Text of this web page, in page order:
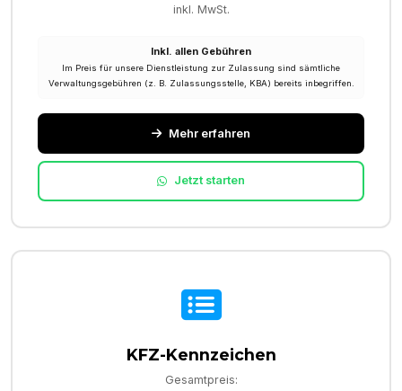
inkl. MwSt.
Inkl. allen Gebühren
Im Preis für unsere Dienstleistung zur Zulassung sind sämtliche
Verwaltungsgebühren (z. B. Zulassungsstelle, KBA) bereits inbegriffen.
Mehr erfahren
Jetzt starten
KFZ-Kennzeichen
Gesamtpreis: